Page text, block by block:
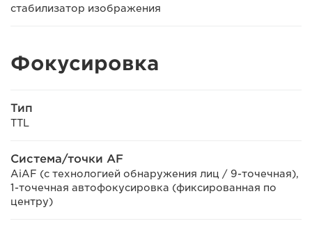
стабилизатор изображения
Фокусировка
Тип
TTL
Система/точки AF
AiAF (с технологией обнаружения лиц / 9-точечная),
1-точечная автофокусировка (фиксированная по
центру)